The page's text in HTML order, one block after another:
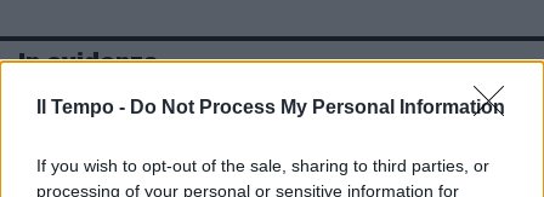
Il Tempo - Do Not Process My Personal Information
If you wish to opt-out of the sale, sharing to third parties, or
processing of your personal or sensitive information for
In evidenza